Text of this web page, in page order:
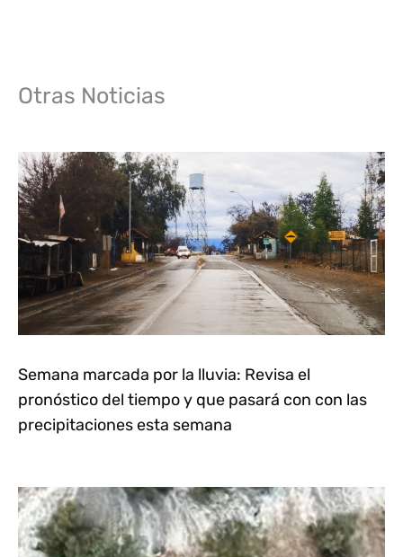
Otras Noticias
Semana marcada por la lluvia: Revisa el
pronóstico del tiempo y que pasará con con las
precipitaciones esta semana